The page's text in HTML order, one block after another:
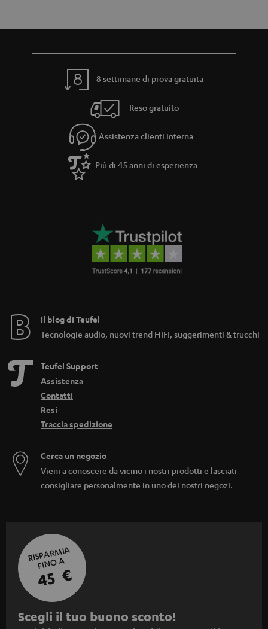
o
n
e
z
a
8 settimane di prova gratuita
Reso gratuito
Assistenza clienti interna
Più di 45 anni di esperienza
Il blog di Teufel
Tecnologie audio, nuovi trend HIFI, suggerimenti & trucchi
Teufel Support
Assistenza
Contatti
Resi
Traccia spedizione
Cerca un negozio
Vieni a conoscere da vicino i nostri prodotti e lasciati
consigliare personalmente in uno dei nostri negozi.
RISPARMIA
FINO A
45 €
I
Scegli il tuo buono sconto!